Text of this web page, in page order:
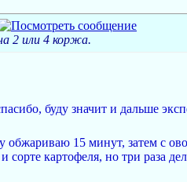
2 или 4 коржа.
буду значит и дальше
обжариваю 15 минут, затем с
сорте картофеля, но три раза